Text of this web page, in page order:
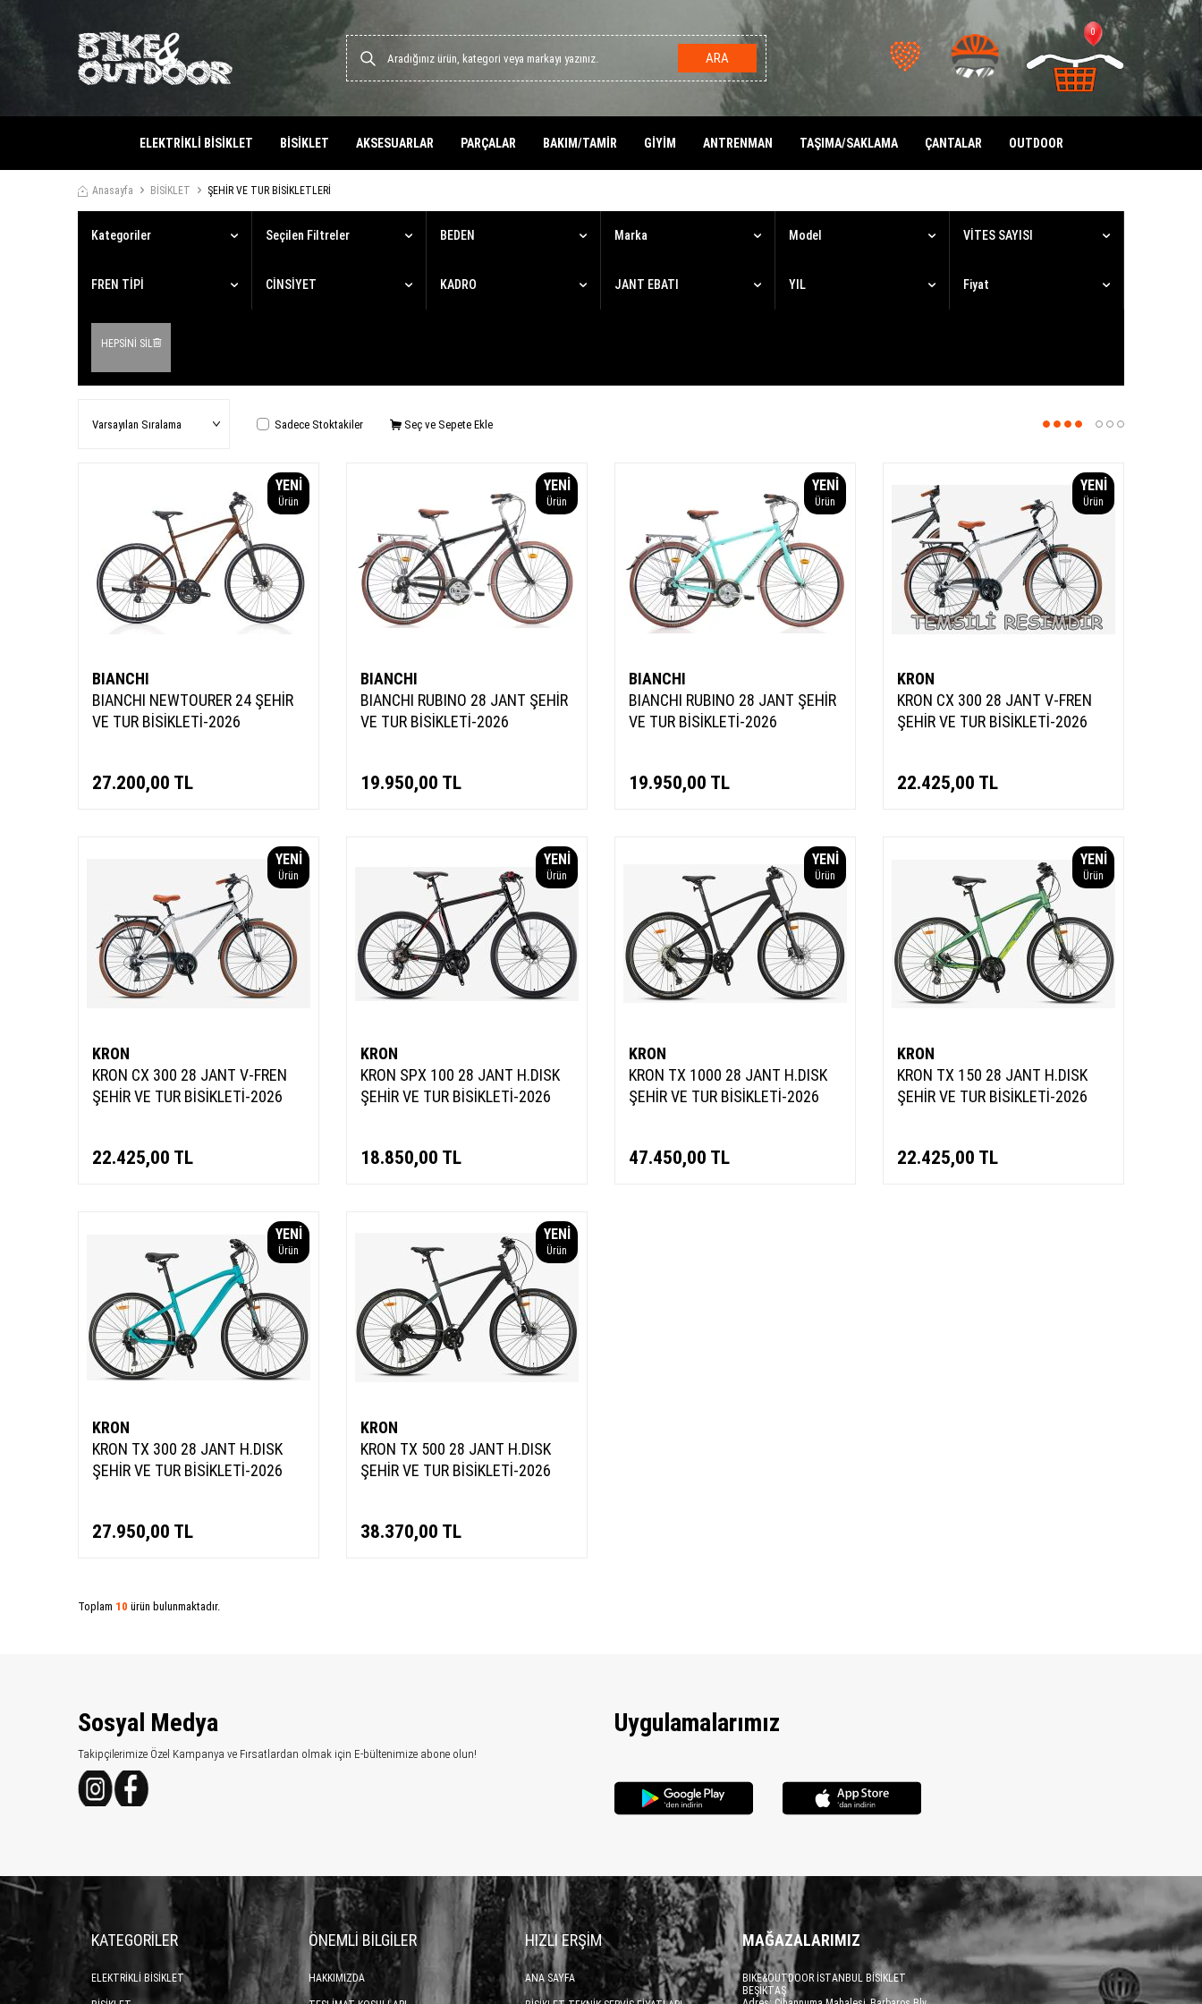
ARA
0
ELEKTRİKLİ BİSİKLET BİSİKLET AKSESUARLAR PARÇALAR BAKIM/TAMİR GİYİM ANTRENMAN TAŞIMA/SAKLAMA ÇANTALAR OUTDOOR
Anasayfa BİSİKLET ŞEHİR VE TUR BİSİKLETLERİ
Kategoriler Seçilen Filtreler BEDEN Marka Model VİTES SAYISI
FREN TİPİ CİNSİYET KADRO JANT EBATI YIL Fiyat
HEPSİNİ SİL
Sadece Stoktakiler Seç ve Sepete Ekle
YENI
Ürün
BIANCHI
BIANCHI NEWTOURER 24 ŞEHİR
VE TUR BİSİKLETİ-2026
27.200,00 TL
YENI
Ürün
BIANCHI
BIANCHI RUBINO 28 JANT ŞEHİR
VE TUR BİSİKLETİ-2026
19.950,00 TL
YENI
Ürün
BIANCHI
BIANCHI RUBINO 28 JANT ŞEHİR
VE TUR BİSİKLETİ-2026
19.950,00 TL
YENI
Ürün
KRON
KRON CX 300 28 JANT V-FREN
ŞEHİR VE TUR BİSİKLETİ-2026
22.425,00 TL
YENI
Ürün
KRON
KRON CX 300 28 JANT V-FREN
ŞEHİR VE TUR BİSİKLETİ-2026
22.425,00 TL
YENI
Ürün
KRON
KRON SPX 100 28 JANT H.DISK
ŞEHİR VE TUR BİSİKLETİ-2026
18.850,00 TL
YENI
Ürün
KRON
KRON TX 1000 28 JANT H.DISK
ŞEHİR VE TUR BİSİKLETİ-2026
47.450,00 TL
YENI
Ürün
KRON
KRON TX 150 28 JANT H.DISK
ŞEHİR VE TUR BİSİKLETİ-2026
22.425,00 TL
YENI
Ürün
KRON
KRON TX 300 28 JANT H.DISK
ŞEHİR VE TUR BİSİKLETİ-2026
27.950,00 TL
YENI
Ürün
KRON
KRON TX 500 28 JANT H.DISK
ŞEHİR VE TUR BİSİKLETİ-2026
38.370,00 TL
Toplam 10 ürün bulunmaktadır.
Sosyal Medya
Takipçilerimize Özel Kampanya ve Fırsatlardan olmak için E-bültenimize abone olun!
Uygulamalarımız
KATEGORİLER
ELEKTRİKLİ BİSİKLET
ÖNEMLİ BİLGİLER
HAKKIMIZDA
HIZLI ERŞİM
ANA SAYFA
MAĞAZALARIMIZ
BIKE&OUTDOOR İSTANBUL BİSİKLET
BEŞİKTAŞ